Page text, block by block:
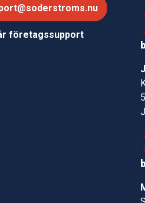
företagssupport